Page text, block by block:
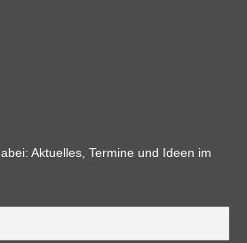
Aktuelles, Termine und Ideen im